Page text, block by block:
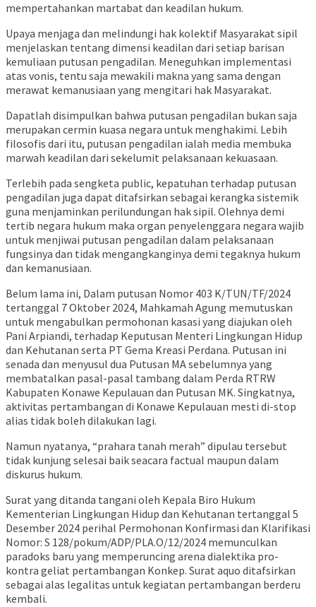
mempertahankan martabat dan keadilan hukum.
Upaya menjaga dan melindungi hak kolektif Masyarakat sipil
menjelaskan tentang dimensi keadilan dari setiap barisan
kemuliaan putusan pengadilan. Meneguhkan implementasi
atas vonis, tentu saja mewakili makna yang sama dengan
merawat kemanusiaan yang mengitari hak Masyarakat.
Dapatlah disimpulkan bahwa putusan pengadilan bukan saja
merupakan cermin kuasa negara untuk menghakimi. Lebih
filosofis dari itu, putusan pengadilan ialah media membuka
marwah keadilan dari sekelumit pelaksanaan kekuasaan.
Terlebih pada sengketa public, kepatuhan terhadap putusan
pengadilan juga dapat ditafsirkan sebagai kerangka sistemik
guna menjaminkan perilundungan hak sipil. Olehnya demi
tertib negara hukum maka organ penyelenggara negara wajib
untuk menjiwai putusan pengadilan dalam pelaksanaan
fungsinya dan tidak mengangkanginya demi tegaknya hukum
dan kemanusiaan.
Belum lama ini, Dalam putusan Nomor 403 K/TUN/TF/2024
tertanggal 7 Oktober 2024, Mahkamah Agung memutuskan
untuk mengabulkan permohonan kasasi yang diajukan oleh
Pani Arpiandi, terhadap Keputusan Menteri Lingkungan Hidup
dan Kehutanan serta PT Gema Kreasi Perdana. Putusan ini
senada dan menyusul dua Putusan MA sebelumnya yang
membatalkan pasal-pasal tambang dalam Perda RTRW
Kabupaten Konawe Kepulauan dan Putusan MK. Singkatnya,
aktivitas pertambangan di Konawe Kepulauan mesti di-stop
alias tidak boleh dilakukan lagi.
Namun nyatanya, “prahara tanah merah” dipulau tersebut
tidak kunjung selesai baik seacara factual maupun dalam
diskurus hukum.
Surat yang ditanda tangani oleh Kepala Biro Hukum
Kementerian Lingkungan Hidup dan Kehutanan tertanggal 5
Desember 2024 perihal Permohonan Konfirmasi dan Klarifikasi
Nomor: S 128/pokum/ADP/PLA.O/12/2024 memunculkan
paradoks baru yang memperuncing arena dialektika pro-
kontra geliat pertambangan Konkep. Surat aquo ditafsirkan
sebagai alas legalitas untuk kegiatan pertambangan berderu
kembali.